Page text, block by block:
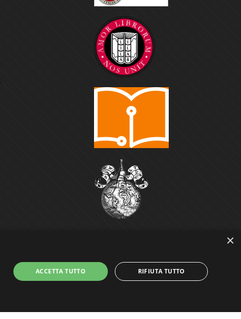
×
ACCETTA TUTTO RIFIUTA TUTTO